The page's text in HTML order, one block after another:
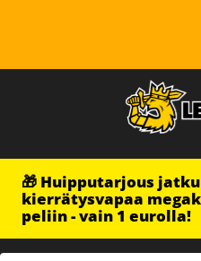
🎁 Huipputarjous
kierrätysvapaa
peliin - vain 1 eurolla!